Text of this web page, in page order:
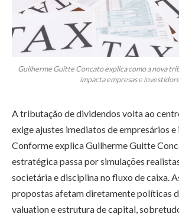
Guilherme Guitte Concato explica como a nova
impacta empresas e
A tributação de dividendos volta ao
exige ajustes imediatos de empresários e
Conforme explica Guilherme Guitte
estratégica passa por simulações
societária e disciplina no fluxo de caixa.
propostas afetam diretamente políticas
valuation e estrutura de capital,